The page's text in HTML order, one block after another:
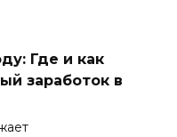
Где и как
заработок в